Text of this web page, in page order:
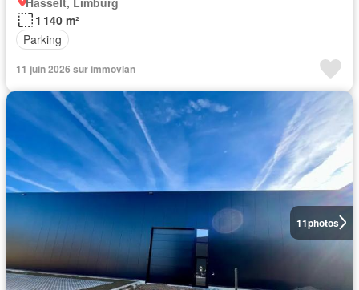
1 140 m²
Parking
11 juin 2026 sur immovlan
11photos